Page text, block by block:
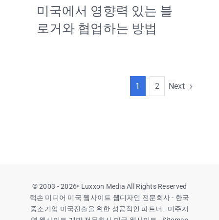
미국에서 영향력 있는 블
로거와 협업하는 방법
1 2 Next
© 2003 - 2026• Luxxon Media All Rights Reserved
럭손 미디어 미국 웹사이트 웹디자인 전문회사 - 한국
중소기업 미국진출을 위한 성공적인 파트너 - 미주지